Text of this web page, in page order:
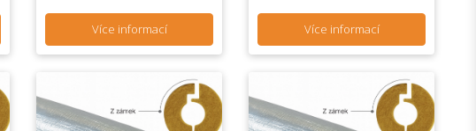
Více informací Více informací